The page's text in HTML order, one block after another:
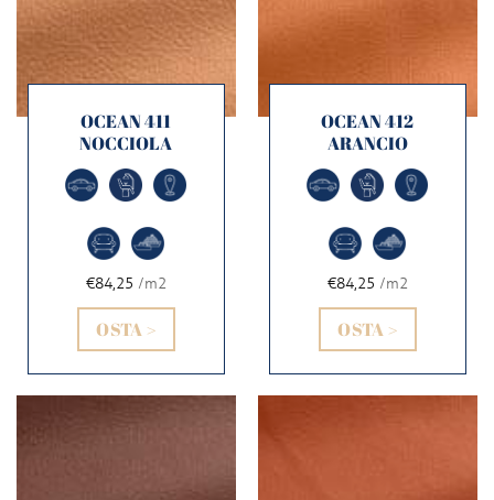
OCEAN 411
NOCCIOLA
€84,25 /m2
OSTA >
OCEAN 412
ARANCIO
€84,25 /m2
OSTA >